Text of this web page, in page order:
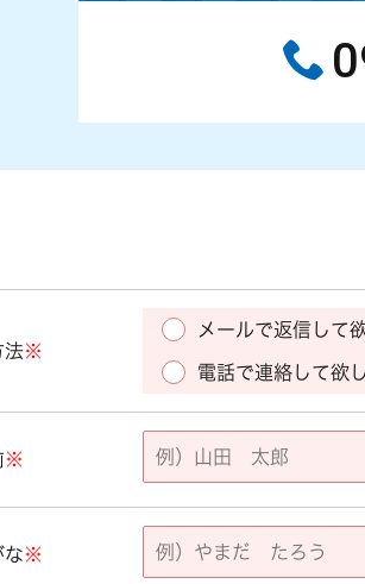
法※
メールで返信して
電話で連絡して欲
※
な※